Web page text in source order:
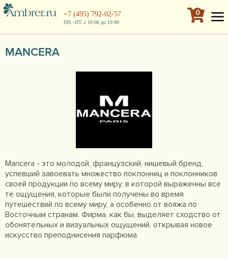
+7 (495) 792-02-57
ПН.–ПТ. с 10:00 до 19:00
0
MANCERA
Mancera - это молодой, французский, нишевый бренд,
успевший завоевать множество поклонниц и поклонников
своей продукции по всему миру, в которой выраженны все
те ощущения, которые были получены во время
путешествий по всему миру, а особенно от вояжа по
Восточным странам. Фирма, как бы, выделяет сходство от
обонятельных и визуальных ощущений, открывая новое
искусство преподнисения парфюма.